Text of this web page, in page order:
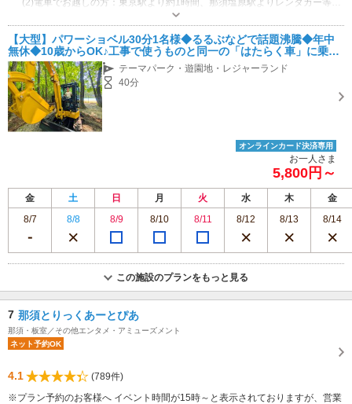
【大型】パワーショベル30分1名様◆るるぶなどで話題沸騰◆年中
無休◆10歳からOK♪工事で使うものと同一の「はたらく車」に乗ろ
う！汚れず、汗をかかずに雨の日でも楽しめる！
テーマパーク・遊園地・レジャーランド
40分
オンラインカード決済専用
お一人さま
5,800円～
金 土 日 月 火 水 木
金
8/7
8/8 8/9 8/10 8/11 8/12 8/13 8/14
この施設のプランをもっと見る
7 那須とりっくあーとぴあ
那須・板室／その他エンタメ・アミューズメント
ネット予約OK
4.1
(789件)
※プラン予約のお客様へ イベント時間が15時～と表示されておりますが、営業